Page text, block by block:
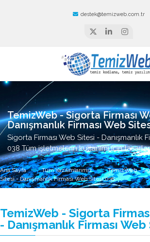
destek@temizweb.com.tr
TemizWeb - Sigorta Firması
Danışmanlık Firması Web
Sigorta Firması Web Sitesi - Danışmanlık
038 Tüm işletmelerin kullanımı için
Ana Sayfa Tüm Yazılımlarımız
TemizWeb -
Sitesi - Danışmanlık Firması Web Sitesi 038
TemizWeb - Sigorta
- Danışmanlık Firması